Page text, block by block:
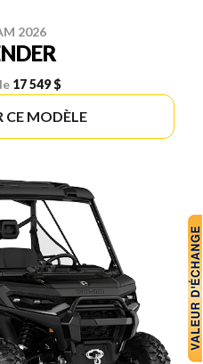
2026
17 549 $
CE MODÈLE